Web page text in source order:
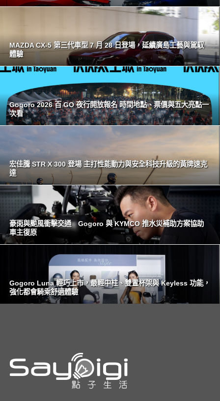
MAZDA CX-5 第三代車型 7 月 28 日登場，延續廣島工藝與駕馭
體驗
Gogoro 2026 百 GO 夜行開放報名 時間地點、票價與五大亮點一
次看
宏佳騰 STR X 300 登場 主打性能動力與安全科技升級的黃牌速克
達
豪雨與颱風衝擊交通 Gogoro 與 KYMCO 推水災補助方案協助
車主復原
Gogoro Luna 輕巧上市，最輕中柱、雙置杯架與 Keyless 功能，
強化都會騎乘舒適體驗